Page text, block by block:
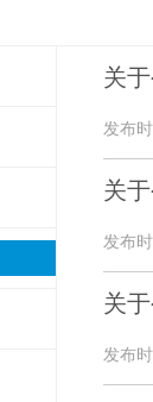
关
发布
关
发布
关
发布